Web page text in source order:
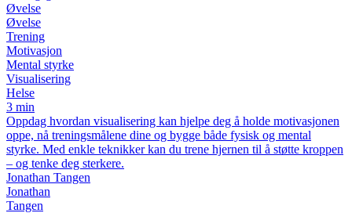
Øvelse
Øvelse
Trening
Motivasjon
Mental styrke
Visualisering
Helse
3 min
Oppdag hvordan visualisering kan hjelpe deg å holde motivasjonen
oppe, nå treningsmålene dine og bygge både fysisk og mental
styrke. Med enkle teknikker kan du trene hjernen til å støtte kroppen
– og tenke deg sterkere.
Jonathan Tangen
Jonathan
Tangen